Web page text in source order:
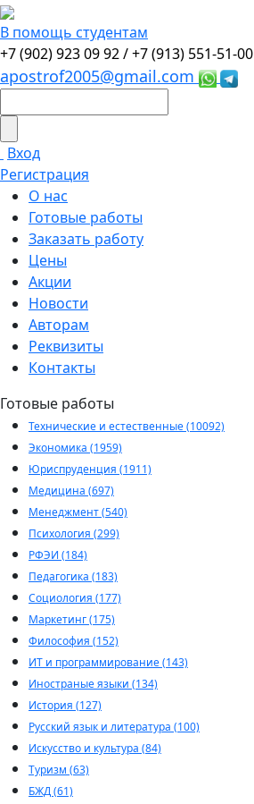
В помощь студентам
+7 (902) 923 09 92 /+7 (913) 551-51-00
apostrof2005@gmail.com
Вход
Регистрация
О нас
Готовые работы
Заказать работу
Цены
Акции
Новости
Авторам
Реквизиты
Контакты
Готовые работы
Технические и естественные (10092)
Экономика (1959)
Юриспруденция (1911)
Медицина (697)
Менеджмент (540)
Психология (299)
РФЭИ (184)
Педагогика (183)
Социология (177)
Маркетинг (175)
Философия (152)
ИТ и программирование (143)
Иностраные языки (134)
История (127)
Русский язык и литература (100)
Искусство и культура (84)
Туризм (63)
БЖД (61)